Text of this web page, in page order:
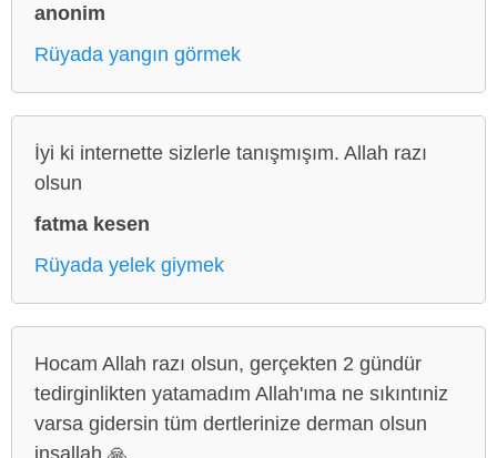
anonim
Rüyada yangın görmek
İyi ki internette sizlerle tanışmışım. Allah razı
olsun
fatma kesen
Rüyada yelek giymek
Hocam Allah razı olsun, gerçekten 2 gündür
tedirginlikten yatamadım Allah'ıma ne sıkıntıniz
varsa gidersin tüm dertlerinize derman olsun
inşallah 🙏